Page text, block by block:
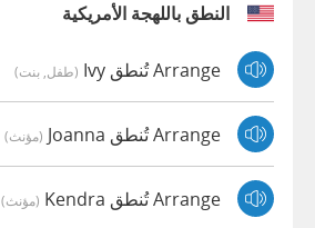
النطق باللهجة الأمريكية
Arrange تُنطق Ivy (طفل, بنت)
Arrange تُنطق Joanna (مؤنث)
Arrange تُنطق Kendra (مؤنث)